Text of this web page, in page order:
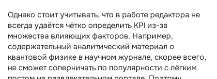
Однако стоит учитывать, что в работе редактора не
всегда удаётся чётко определить KPI из-за
множества влияющих факторов. Например,
содержательный аналитический материал о
квантовой физике в научном журнале, скорее всего,
не сможет соперничать по популярности с лёгким